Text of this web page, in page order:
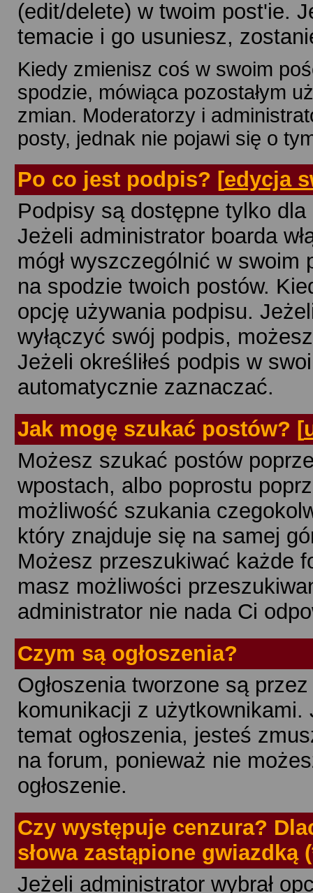
(edit/delete) w twoim post'ie.
temacie i go usuniesz,
Kiedy zmienisz coś w swoim
spodzie, mówiąca pozostałym
zmian. Moderatorzy i
posty, jednak nie pojawi się o
Po co jest podpis? [edycja
Podpisy są dostępne tylko
Jeżeli administrator boarda
mógł wyszczególnić w
na spodzie twoich postów.
opcję używania podpisu.
wyłączyć swój podpis,
Jeżeli określiłeś podpis w
automatycznie zaznaczać.
Jak mogę szukać postów? [
Możesz szukać postów
wpostach, albo poprostu
możliwość szukania
który znajduje się na samej
Możesz przeszukiwać każde
masz możliwości
administrator nie nada Ci
Czym są ogłoszenia?
Ogłoszenia tworzone są
komunikacji z
temat ogłoszenia, jesteś
na forum, ponieważ nie
ogłoszenie.
Czy występuje cenzura?
słowa zastąpione gwiazdką
Jeżeli administrator wybrał